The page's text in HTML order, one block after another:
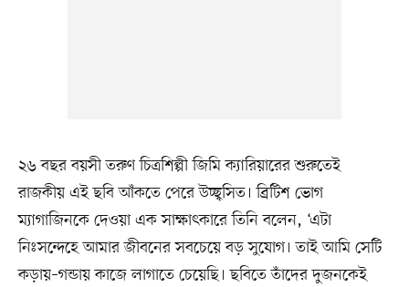
২৬ বছর বয়সী তরুণ চিত্রশিল্পী জিমি ক্যারিয়ারের শুরুতেই
রাজকীয় এই ছবি আঁকতে পেরে উচ্ছ্বসিত। ব্রিটিশ ভোগ
ম্যাগাজিনকে দেওয়া এক সাক্ষাৎকারে তিনি বলেন, ‘এটা
নিঃসন্দেহে আমার জীবনের সবচেয়ে বড় সুযোগ। তাই আমি সেটি
কড়ায়–গন্ডায় কাজে লাগাতে চেয়েছি। ছবিতে তাঁদের দুজনকেই